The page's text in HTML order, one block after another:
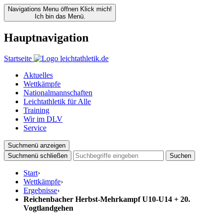
Navigations Menu öffnen Klick mich!
Ich bin das Menü.
Hauptnavigation
Startseite
Aktuelles
Wettkämpfe
Nationalmannschaften
Leichtathletik für Alle
Training
Wir im DLV
Service
Suchmenü anzeigen
Suchmenü schließen
Suchen
Start›
Wettkämpfe›
Ergebnisse›
Reichenbacher Herbst-Mehrkampf U10-U14 + 20.
Vogtlandgehen